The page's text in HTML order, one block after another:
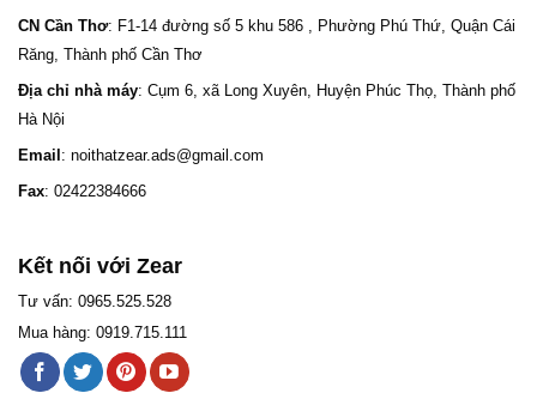
CN Cần Thơ: F1-14 đường số 5 khu 586 , Phường Phú Thứ, Quận Cái
Răng, Thành phố Cần Thơ
Địa chỉ nhà máy: Cụm 6, xã Long Xuyên, Huyện Phúc Thọ, Thành phố
Hà Nội
Email : noithatzear.ads@gmail.com
Fax: 02422384666
Kết nối với Zear
Tư vấn: 0965.525.528
Mua hàng: 0919.715.111